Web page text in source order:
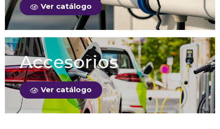
Ver catálogo
Accesorios
Ver catálogo